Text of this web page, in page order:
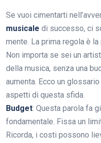
Se vuoi cimentarti
musicale di successo, ci
mente. La prima regola è la
Non importa se sei un
della musica, senza una
aumenta. Ecco un
aspetti di questa sfida.
Budget: Questa parola fa
fondamentale. Fissa un
Ricorda, i costi possono